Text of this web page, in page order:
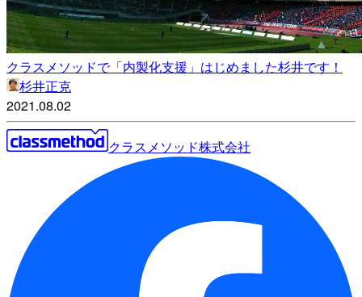
クラスメソッドで「内製化支援」はじめました杉井です！
杉井正克
2021.08.02
クラスメソッド株式会社